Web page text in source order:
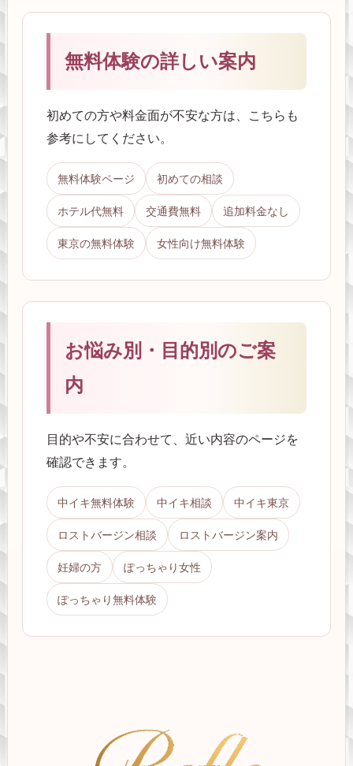
無料体験の詳しい案内
初めての方や料金面が不安な方は、こちらも
参考にしてください。
無料体験ページ 初めての相談
ホテル代無料 交通費無料 追加料金なし
東京の無料体験 女性向け無料体験
お悩み別・目的別のご案
内
目的や不安に合わせて、近い内容のページを
確認できます。
中イキ無料体験 中イキ相談 中イキ東京
ロストバージン相談 ロストバージン案内
妊婦の方 ぽっちゃり女性
ぽっちゃり無料体験